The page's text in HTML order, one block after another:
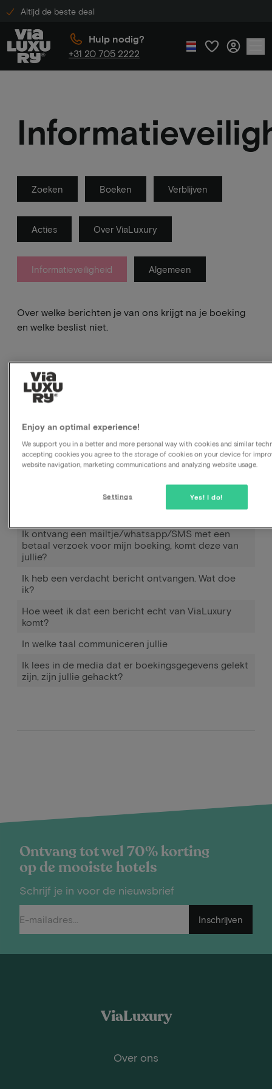
Altijd de beste deal
Hulp nodig?
+31 20 705 2222
Zoeken Boeken Verblijven
Acties Over ViaLuxury
Informatieveiligheid Algemeen
Over welke berichten je van ons krijgt na je boeking
en welke beslist niet.
Hoe weet ik zeker dat mijn boeking bevestigd is?
Het hotel vraagt mij om (opnieuw) te betalen bij
Ik ontvang een mailtje/whatsapp/SMS met een
betaal verzoek voor mijn boeking, komt deze van
jullie?
Ik heb een verdacht bericht ontvangen. Wat doe
ik?
Hoe weet ik dat een bericht echt van ViaLuxury
komt?
In welke taal communiceren jullie
Ik lees in de media dat er boekingsgegevens gelekt
zijn, zijn jullie gehackt?
Ontvang tot wel 70% korting
op de mooiste hotels
Schrijf je in voor de nieuwsbrief
Inschrijven
ViaLuxury
Over ons
Enjoy an optimal experience!
We support you in a better and more personal way with cookies and similar
accepting cookies you agree to the storage of cookies on your device for
website navigation, marketing communications and analyzing website usage.
Yes! I do!
Settings